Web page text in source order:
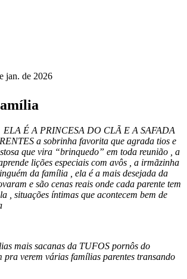
jan. de 2026
ELA É A PRINCESA DO CLÃ E A SAFADA
a sobrinha favorita que agrada tios e
que vira “brinquedo” em toda reunião , a
lições especiais com avôs , a irmãzinha
da família , ela é a mais desejada da
e são cenas reais onde cada parente tem
, situações íntimas que acontecem bem de
mais sacanas da TUFOS pornôs do
pra verem várias famílias parentes transando